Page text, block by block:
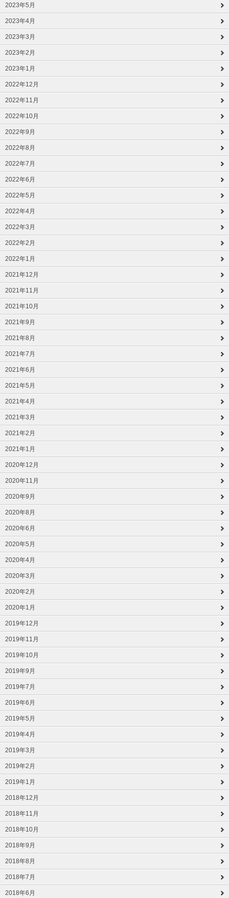
2023年5月
2023年4月
2023年3月
2023年2月
2023年1月
2022年12月
2022年11月
2022年10月
2022年9月
2022年8月
2022年7月
2022年6月
2022年5月
2022年4月
2022年3月
2022年2月
2022年1月
2021年12月
2021年11月
2021年10月
2021年9月
2021年8月
2021年7月
2021年6月
2021年5月
2021年4月
2021年3月
2021年2月
2021年1月
2020年12月
2020年11月
2020年9月
2020年8月
2020年6月
2020年5月
2020年4月
2020年3月
2020年2月
2020年1月
2019年12月
2019年11月
2019年10月
2019年9月
2019年7月
2019年6月
2019年5月
2019年4月
2019年3月
2019年2月
2019年1月
2018年12月
2018年11月
2018年10月
2018年9月
2018年8月
2018年7月
2018年6月